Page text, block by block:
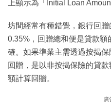
上顯示為「Initial Loan
坊間經常有種錯覺，銀行回
0.35%，回贈總和便是貸款額
確。如果準業主需透過按揭
回贈，是以非按揭保險的貸
額計算回贈。
廣